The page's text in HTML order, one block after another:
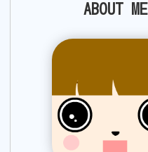
ABOUT ME